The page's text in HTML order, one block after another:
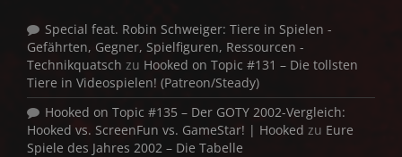
Special feat. Robin Schweiger: Tiere in Spielen -
Gefährten, Gegner, Spielfiguren, Ressourcen -
Technikquatsch zu Hooked on Topic #131 – Die tollsten
Tiere in Videospielen! (Patreon/Steady)
Hooked on Topic #135 – Der GOTY 2002-Vergleich:
Hooked vs. ScreenFun vs. GameStar! | Hooked zu Eure
Spiele des Jahres 2002 – Die Tabelle